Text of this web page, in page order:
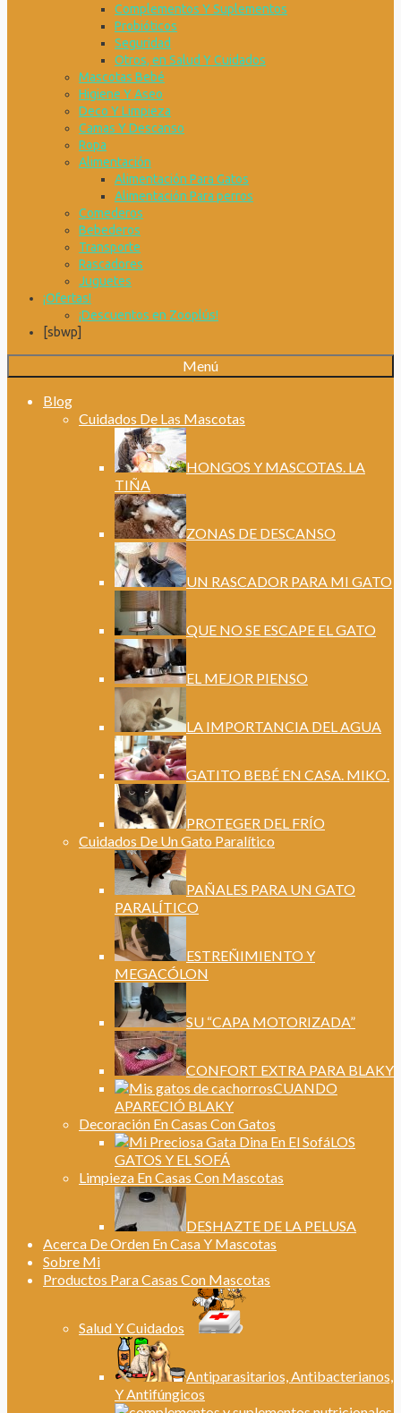
Complementos Y Suplementos
Probióticos
Seguridad
Otros, en Salud Y Cuidados
Mascotas Bebé
Higiene Y Aseo
Deco Y Limpieza
Camas Y Descanso
Ropa
Alimentación
Alimentación Para Gatos
Alimentación Para perros
Comederos
Bebederos
Transporte
Rascadores
Juguetes
¡Ofertas!
¡Descuentos en Zooplús!
[sbwp]
Menú
Blog
Cuidados De Las Mascotas
HONGOS Y MASCOTAS. LA
TIÑA
ZONAS DE DESCANSO
UN RASCADOR PARA MI GATO
QUE NO SE ESCAPE EL GATO
EL MEJOR PIENSO
LA IMPORTANCIA DEL AGUA
GATITO BEBÉ EN CASA. MIKO.
PROTEGER DEL FRÍO
Cuidados De Un Gato Paralítico
PAÑALES PARA UN GATO
PARALÍTICO
ESTREÑIMIENTO Y
MEGACÓLON
SU “CAPA MOTORIZADA”
CONFORT EXTRA PARA BLAKY
CUANDO
APARECIÓ BLAKY
Decoración En Casas Con Gatos
LOS
GATOS Y EL SOFÁ
Limpieza En Casas Con Mascotas
DESHAZTE DE LA PELUSA
Acerca De Orden En Casa Y Mascotas
Sobre Mi
Productos Para Casas Con Mascotas
Salud Y Cuidados
Antiparasitarios, Antibacterianos,
Y Antifúngicos